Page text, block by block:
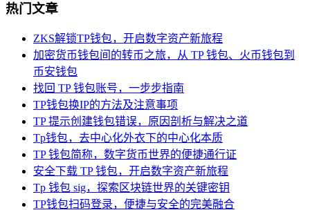
热门文章
ZKS解锁TP钱包，开启数字资产新旅程
加密货币钱包间的转币之旅，从 TP 钱包、火币钱包到
币安钱包
找回 TP 钱包账号，一步步指南
TP钱包换IP的方法及注意事项
TP 提示创建钱包错误，原因剖析与解决之道
Tp钱包，去中心化外衣下的中心化本质
TP 钱包简称，数字货币世界的便捷通行证
安全下载 TP 钱包，开启数字资产新旅程
Tp 钱包 sig，探索区块链世界的关键密钥
TP钱包扫码登录，便捷与安全的完美融合